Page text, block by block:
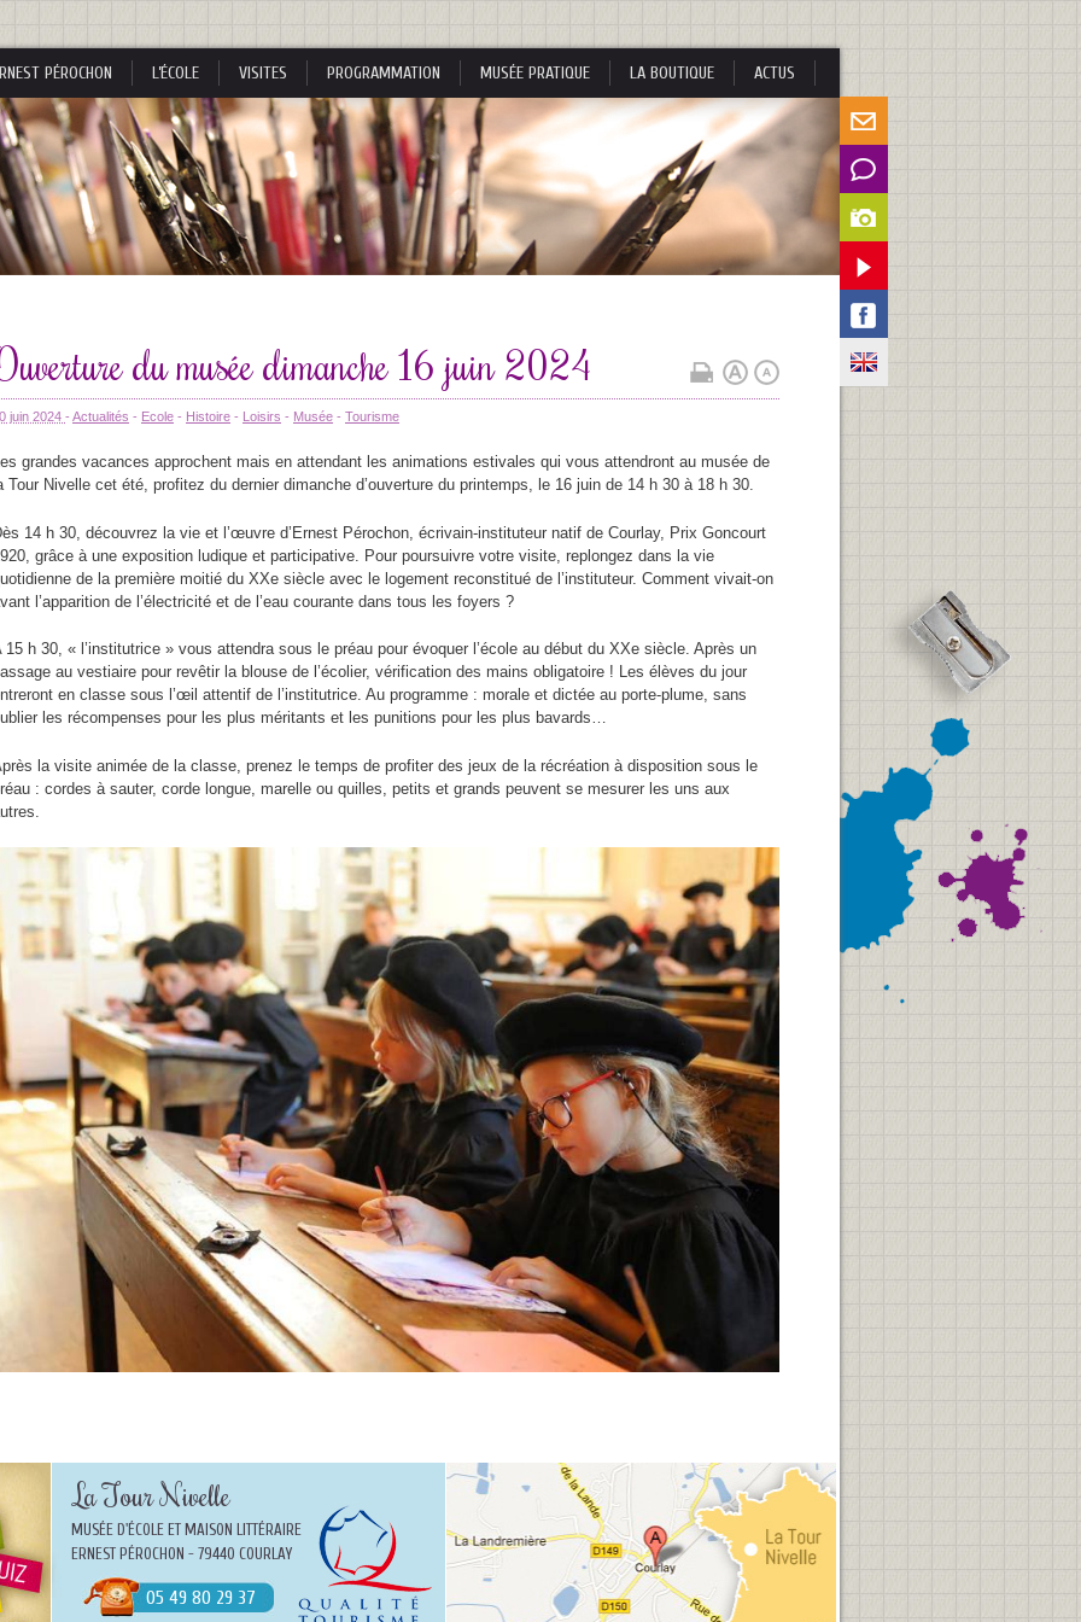
PÉROCHON L’ÉCOLE VISITES PROGRAMMATION MUSÉE PRATIQUE LA BOUTIQUE ACTUS
du musée dimanche 16 juin 2024
juin 2024 - Actualités - Ecole - Histoire - Loisirs - Musée - Tourisme
grandes vacances approchent mais en attendant les animations estivales qui vous attendront au musée de
Tour Nivelle cet été, profitez du dernier dimanche d’ouverture du printemps, le 16 juin de 14 h 30 à 18 h 30.
14 h 30, découvrez la vie et l’œuvre d’Ernest Pérochon, écrivain-instituteur natif de Courlay, Prix Goncourt
grâce à une exposition ludique et participative. Pour poursuivre votre visite, replongez dans la vie
de la première moitié du XXe siècle avec le logement reconstitué de l’instituteur. Comment vivait-on
l’apparition de l’électricité et de l’eau courante dans tous les foyers ?
15 h 30, « l’institutrice » vous attendra sous le préau pour évoquer l’école au début du XXe siècle. Après un
au vestiaire pour revêtir la blouse de l’écolier, vérification des mains obligatoire ! Les élèves du jour
en classe sous l’œil attentif de l’institutrice. Au programme : morale et dictée au porte-plume, sans
les récompenses pour les plus méritants et les punitions pour les plus bavards…
la visite animée de la classe, prenez le temps de profiter des jeux de la récréation à disposition sous le
: cordes à sauter, corde longue, marelle ou quilles, petits et grands peuvent se mesurer les uns aux
La Tour Nivelle
MUSÉE D'ÉCOLE ET MAISON LITTÉRAIRE
ERNEST PÉROCHON - 79440 COURLAY
05 49 80 29 37